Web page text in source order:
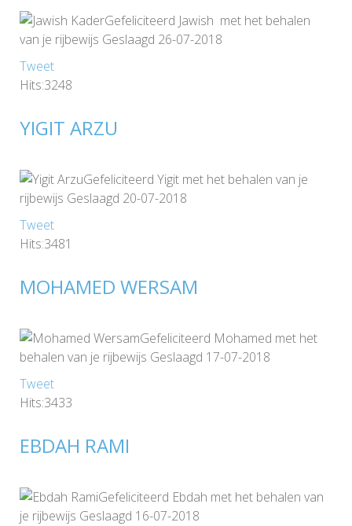
Gefeliciteerd Jawish met het behalen
van je rijbewijs Geslaagd 26-07-2018
Tweet
Hits:3248
YIGIT ARZU
Gefeliciteerd Yigit met het behalen van je
rijbewijs Geslaagd 20-07-2018
Tweet
Hits:3481
MOHAMED WERSAM
Gefeliciteerd Mohamed met het
behalen van je rijbewijs Geslaagd 17-07-2018
Tweet
Hits:3433
EBDAH RAMI
Gefeliciteerd Ebdah met het behalen van
je rijbewijs Geslaagd 16-07-2018